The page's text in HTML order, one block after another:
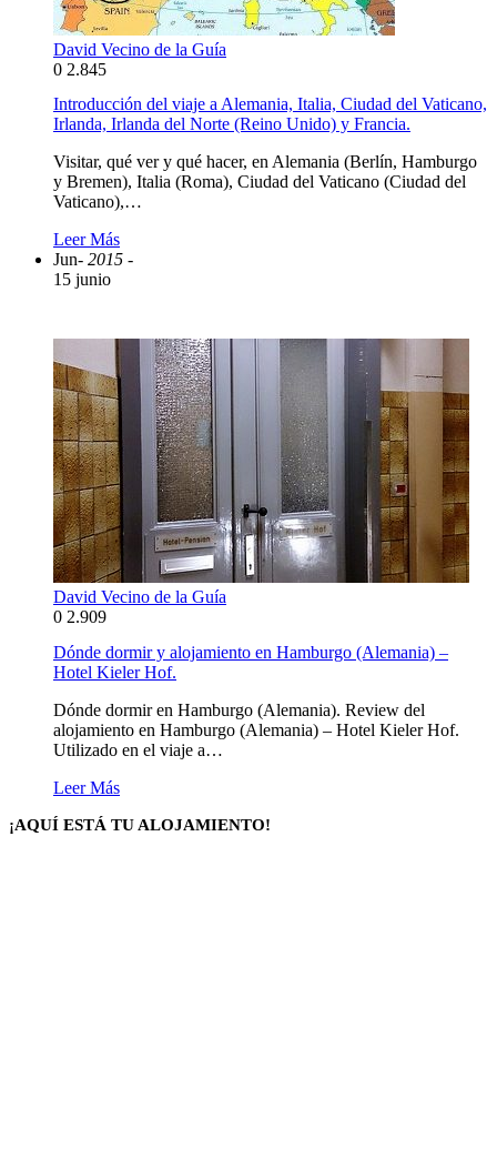
David Vecino de la Guía
0 2.845
Introducción del viaje a Alemania, Italia, Ciudad del Vaticano,
Irlanda, Irlanda del Norte (Reino Unido) y Francia.
Visitar, qué ver y qué hacer, en Alemania (Berlín, Hamburgo
y Bremen), Italia (Roma), Ciudad del Vaticano (Ciudad del
Vaticano),…
Leer Más
Jun- 2015 -
15 junio
David Vecino de la Guía
0 2.909
Dónde dormir y alojamiento en Hamburgo (Alemania) –
Hotel Kieler Hof.
Dónde dormir en Hamburgo (Alemania). Review del
alojamiento en Hamburgo (Alemania) – Hotel Kieler Hof.
Utilizado en el viaje a…
Leer Más
¡AQUÍ ESTÁ TU ALOJAMIENTO!